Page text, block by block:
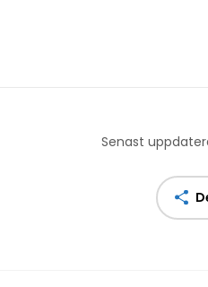
Senast